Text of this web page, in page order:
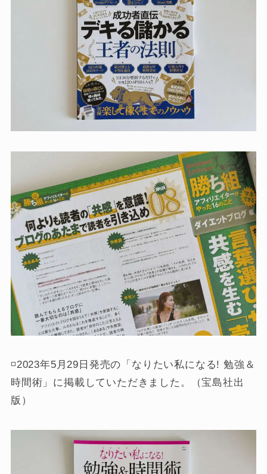
◽️2023年5月29日発売の「なりたい私になる! 勉強＆
時間術」に掲載していただきました。（宝島社出
版）